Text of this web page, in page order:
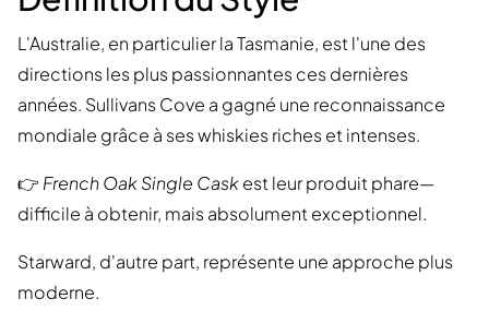
L'Australie, en particulier la Tasmanie, est l'une des
directions les plus passionnantes ces dernières
années. Sullivans Cove a gagné une reconnaissance
mondiale grâce à ses whiskies riches et intenses.
👉 French Oak Single Caskest leur produit phare—
difficile à obtenir, mais absolument exceptionnel.
Starward, d'autre part, représente une approche plus
moderne.